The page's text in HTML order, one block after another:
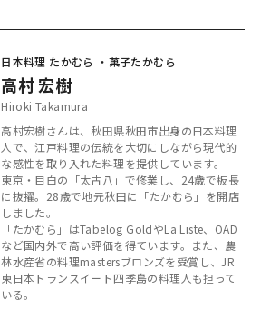
日本料理 たかむら ・菓子たかむら
高村 宏樹
Hiroki Takamura
高村宏樹さんは、秋田県秋田市出身の日本料理
人で、江戸料理の伝統を大切にしながら現代的
な感性を取り入れた料理を提供しています。
東京・目白の「太古八」で修業し、24歳で板長
に抜擢。28歳で地元秋田に「たかむら」を開店
しました。
「たかむら」はTabelog GoldやLa Liste、OAD
など国内外で高い評価を得ています。また、農
林水産省の料理mastersブロンズを受賞し、JR
東日本トランスイート四季島の料理人も担って
いる。